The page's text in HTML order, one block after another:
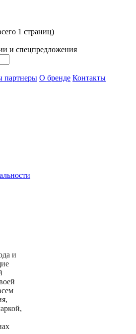
1 страниц)
и спецпредложения
партнеры О бренде Контакты
и